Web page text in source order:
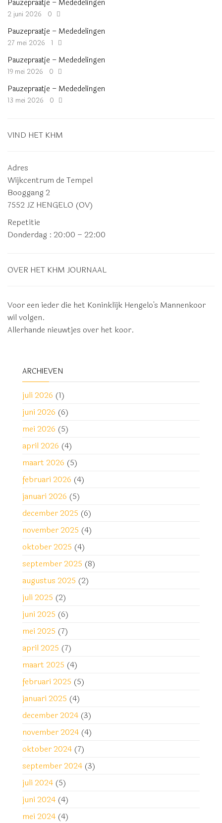
Pauzepraatje – Mededelingen
2 juni 2026 0
Pauzepraatje – Mededelingen
27 mei 2026 1
Pauzepraatje – Mededelingen
19 mei 2026 0
Pauzepraatje – Mededelingen
13 mei 2026 0
VIND HET KHM
Adres
Wijkcentrum de Tempel
Booggang 2
7552 JZ HENGELO (OV)
Repetitie
Donderdag : 20:00 – 22:00
OVER HET KHM JOURNAAL
Voor een ieder die het Koninklijk Hengelo's Mannenkoor
wil volgen.
Allerhande nieuwtjes over het koor.
ARCHIEVEN
juli 2026 (1)
juni 2026 (6)
mei 2026 (5)
april 2026 (4)
maart 2026 (5)
februari 2026 (4)
januari 2026 (5)
december 2025 (6)
november 2025 (4)
oktober 2025 (4)
september 2025 (8)
augustus 2025 (2)
juli 2025 (2)
juni 2025 (6)
mei 2025 (7)
april 2025 (7)
maart 2025 (4)
februari 2025 (5)
januari 2025 (4)
december 2024 (3)
november 2024 (4)
oktober 2024 (7)
september 2024 (3)
juli 2024 (5)
juni 2024 (4)
mei 2024 (4)